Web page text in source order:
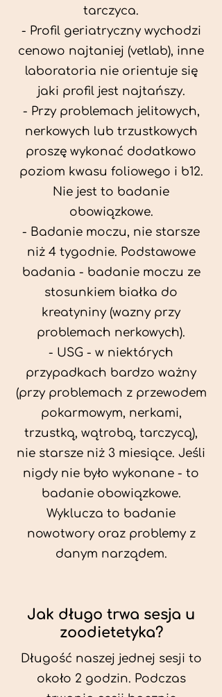
tarczyca.
- Profil geriatryczny wychodzi
cenowo najtaniej (vetlab), inne
laboratoria nie orientuje się
jaki profil jest najtańszy.
- Przy problemach jelitowych,
nerkowych lub trzustkowych
proszę wykonać dodatkowo
poziom kwasu foliowego i b12.
Nie jest to badanie
obowiązkowe.
- Badanie moczu, nie starsze
niż 4 tygodnie. Podstawowe
badania - badanie moczu ze
stosunkiem białka do
kreatyniny (wazny przy
problemach nerkowych).
- USG - w niektórych
przypadkach bardzo ważny
(przy problemach z przewodem
pokarmowym, nerkami,
trzustką, wątrobą, tarczycą),
nie starsze niż 3 miesiące. Jeśli
nigdy nie było wykonane - to
badanie obowiązkowe.
Wyklucza to badanie
nowotwory oraz problemy z
danym narządem.
Jak długo trwa sesja u
zoodietetyka?
Długość naszej jednej sesji to
około 2 godzin. Podczas